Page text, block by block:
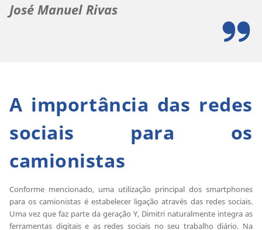
José Manuel Rivas
A importância das redes
sociais para os
camionistas
Conforme mencionado, uma utilização principal dos smartphones
para os camionistas é estabelecer ligação através das redes sociais.
Uma vez que faz parte da geração Y, Dimitri naturalmente integra as
ferramentas digitais e as redes sociais no seu trabalho diário. Na